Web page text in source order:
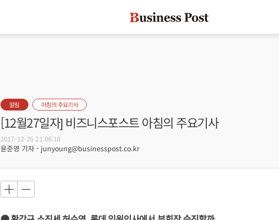
알림 아침의 주요기사
[12월27일자] 비즈니스포스트 아침의 주요기사
2017-12-26 21:08:18
윤준영 기자 - junyoung@businesspost.co.kr